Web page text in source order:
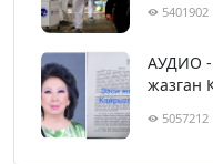
5401902
АУДИО -
жазган
5057212